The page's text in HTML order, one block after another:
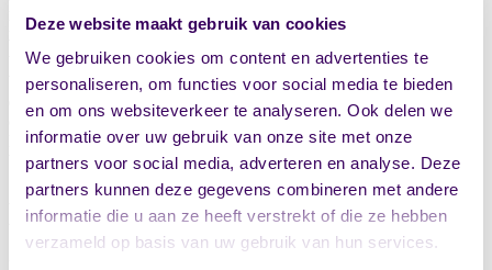
Deze website maakt gebruik van cookies
We gebruiken cookies om content en advertenties te
personaliseren, om functies voor social media te bieden
en om ons websiteverkeer te analyseren. Ook delen we
informatie over uw gebruik van onze site met onze
partners voor social media, adverteren en analyse. Deze
partners kunnen deze gegevens combineren met andere
informatie die u aan ze heeft verstrekt of die ze hebben
verzameld op basis van uw gebruik van hun services.
pakket. Ik doe dit vanuit het Lean gedachtegoed en probeer
bedrijfsvoering te realiseren.
Wanneer de software is ingericht verzorg ik trainingen zodat de
eindgebruikers het pakket leren kennen en gebruiken. Mijn doel is
om het gehele administratieve proces te overzien en daarin de juiste
keuzes te maken zodat er zoveel mogelijk tijd overblijft voor de
belangrijkste werkzaamheden; namelijk het bieden van goede zorg!
Nieuwsbrief? Meld je aan.